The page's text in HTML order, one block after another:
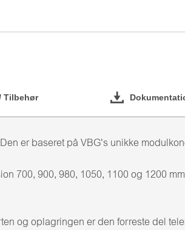
Tilbehør
er baseret på VBG's unikke
700, 900, 980, 1050, 1100 og 1200
og oplagringen er den forreste del